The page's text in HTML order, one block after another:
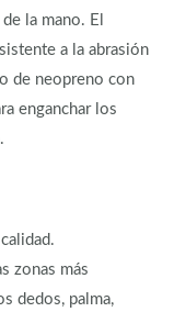
la mano. El
a la abrasión
de neopreno con
enganchar los
zonas más
dedos, palma,